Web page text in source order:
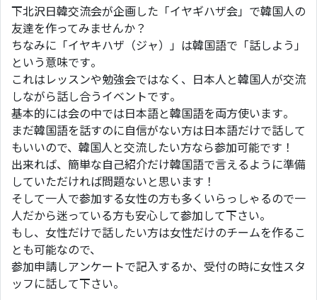
下北沢日韓交流会が企画した「イヤギハザ会」で韓国人の
友達を作ってみませんか？
ちなみに「イヤキハザ（ジャ）」は韓国語で「話しよう」
という意味です。
これはレッスンや勉強会ではなく、日本人と韓国人が交流
しながら話し合うイベントです。
基本的には会の中では日本語と韓国語を両方使います。
まだ韓国語を話すのに自信がない方は日本語だけで話して
もいいので、韓国人と交流したい方なら参加可能です！
出来れば、簡単な自己紹介だけ韓国語で言えるように準備
していただければ問題ないと思います！
そして一人で参加する女性の方も多くいらっしゃるので一
人だから迷っている方も安心して参加して下さい。
もし、女性だけで話したい方は女性だけのチームを作るこ
とも可能なので、
参加申請しアンケートで記入するか、受付の時に女性スタ
ッフに話して下さい。